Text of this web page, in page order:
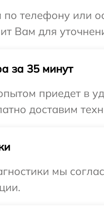
телефону или
Вам для
за 35 минут
приедет в
доставим
мы